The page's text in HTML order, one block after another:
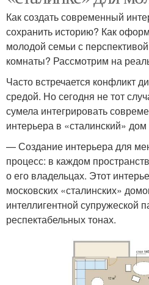
Как создать современный
сохранить историю? Как
молодой семьи с
комнаты? Рассмотрим на
Часто встречается конфликт
средой. Но сегодня не тот
сумела интегрировать
интерьера в «сталинский»
— Создание интерьера для
процесс: в каждом
о его владельцах. Этот
московских «сталинских»
интеллигентной супружеской
респектабельных тонах.